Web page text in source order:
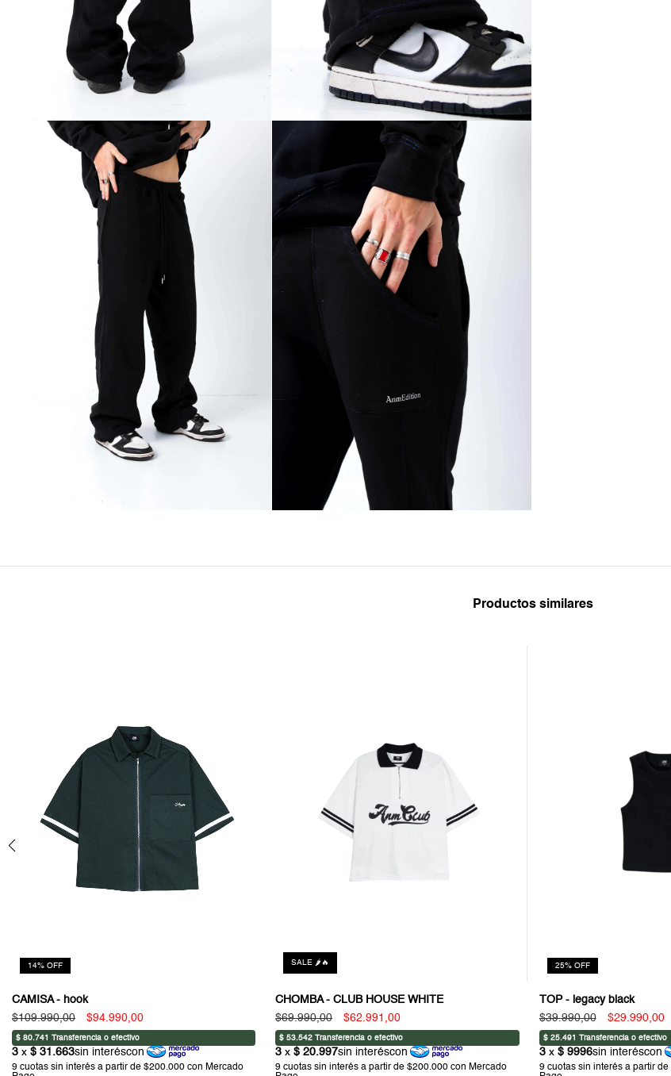
Productos similares
14% OFF
CAMISA - hook
$109.990,00
$94.990,00
SALE 🌶️🔥
CHOMBA - CLUB HOUSE WHITE
$69.990,00
$62.991,00
25% OFF
TOP - legacy black
$39.990,00
$29.990,00